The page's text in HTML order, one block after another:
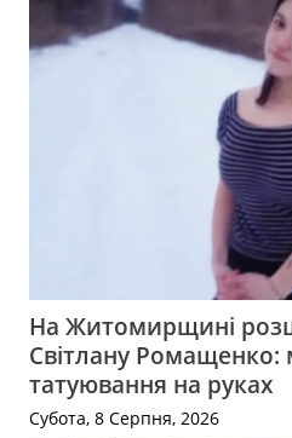
На Житомирщині
Світлану Ромащенко:
татуювання на руках
Субота, 8 Серпня, 2026